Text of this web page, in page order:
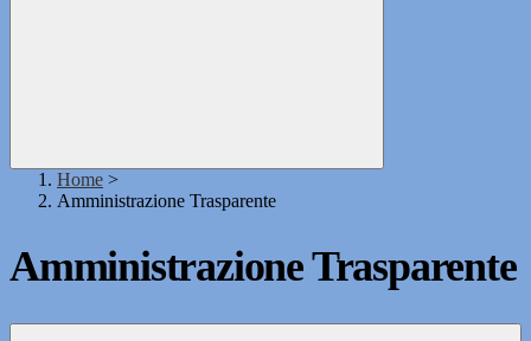
Home >
Amministrazione Trasparente
Amministrazione Trasparente